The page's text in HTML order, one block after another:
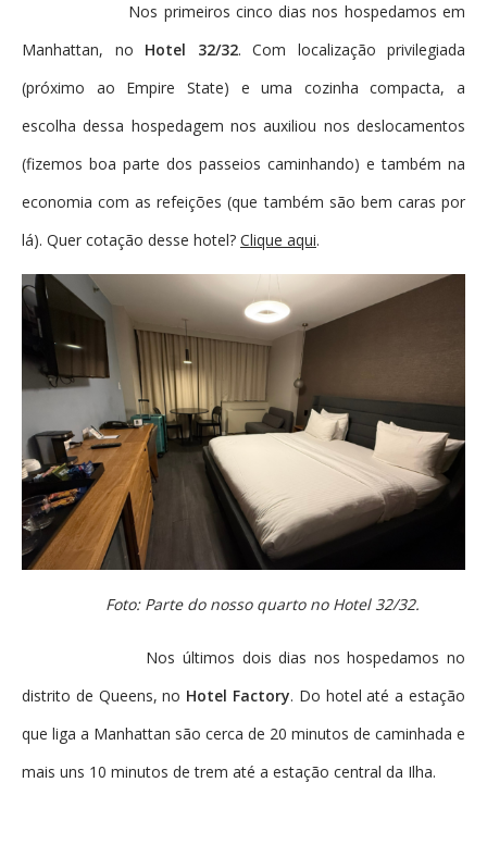
Nos primeiros cinco dias nos hospedamos em
Manhattan, no Hotel 32/32. Com localização privilegiada
(próximo ao Empire State) e uma cozinha compacta, a
escolha dessa hospedagem nos auxiliou nos deslocamentos
(fizemos boa parte dos passeios caminhando) e também na
economia com as refeições (que também são bem caras por
lá). Quer cotação desse hotel? Clique aqui.
Foto: Parte do nosso quarto no Hotel 32/32.
Nos últimos dois dias nos hospedamos no
distrito de Queens, no Hotel Factory. Do hotel até a estação
que liga a Manhattan são cerca de 20 minutos de caminhada e
mais uns 10 minutos de trem até a estação central da Ilha.